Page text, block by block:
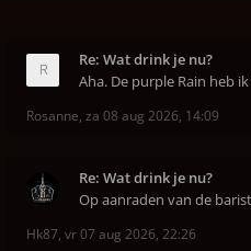
Re: Wat drink je nu?
Aha. De purple Rain heb
Rosanne, za 08 aug 2026, 14:09
Re: Wat drink je nu?
Op aanraden van de
Hk87, vr 07 aug 2026, 22:26